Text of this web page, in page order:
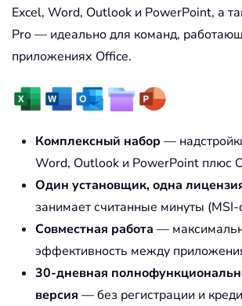
Excel, Word, Outlook и PowerPoint, а
Pro — идеально для команд,
приложениях Office.
Комплексный набор —
Word, Outlook и PowerPoint плюс
Один установщик, одна
занимает считанные минуты
Совместная работа —
эффективность между
30-дневная
версия — без регистрации и